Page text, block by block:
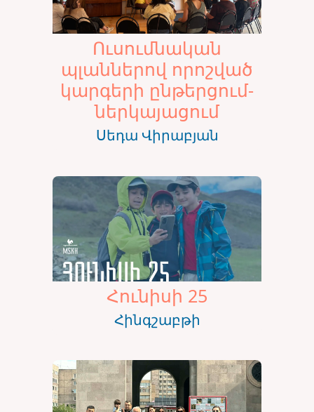
Ուսումնական
պլաններով որոշված
կարգերի ընթերցում-
ներկայացում
Սեդա Վիրաբյան
Հունիսի 25
Հինգշաբթի